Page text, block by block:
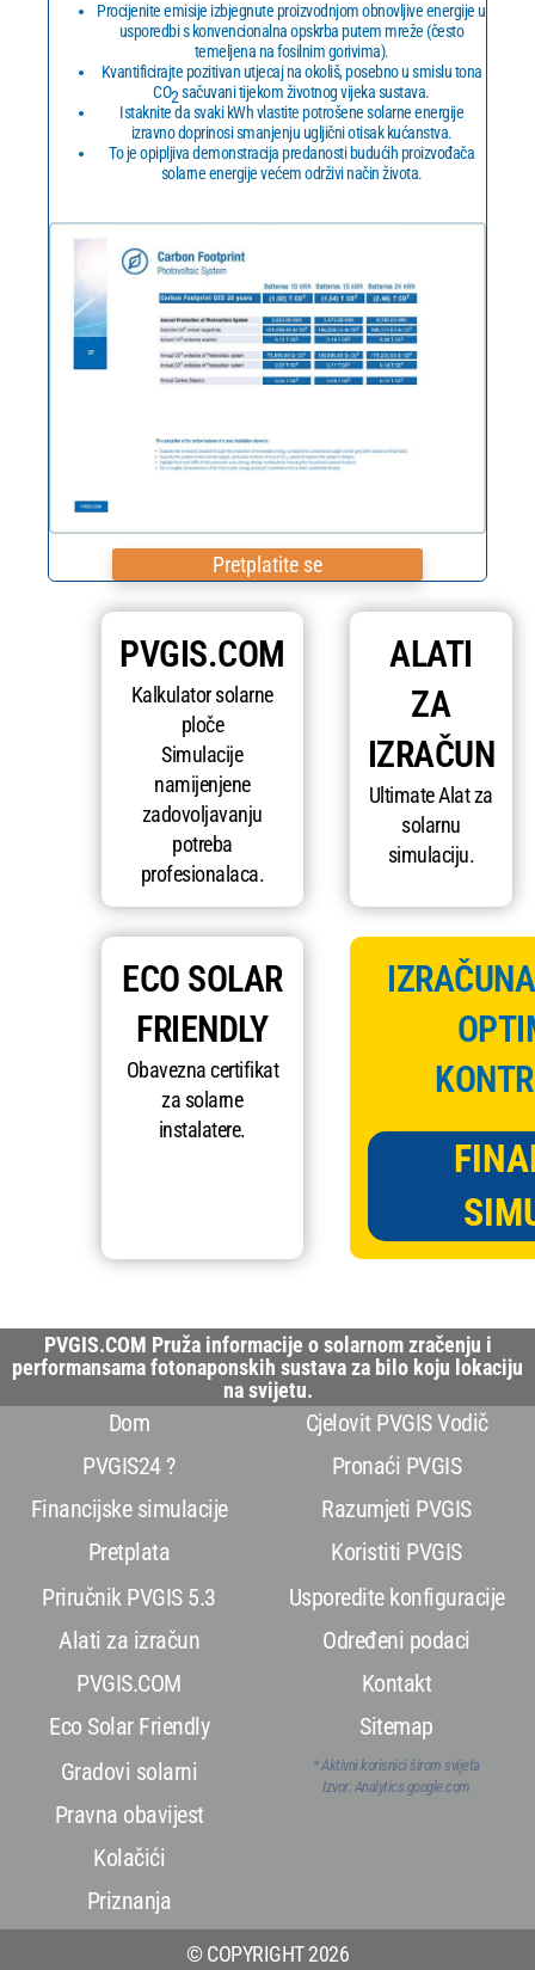
Procijenite emisije izbjegnute proizvodnjom obnovljive energije u
usporedbi s konvencionalna opskrba putem mreže (često
temeljena na fosilnim gorivima).
Kvantificirajte pozitivan utjecaj na okoliš, posebno u smislu tona
CO2sačuvani tijekom životnog vijeka sustava.
Istaknite da svaki kWh vlastite potrošene solarne energije
izravno doprinosi smanjenju ugljični otisak kućanstva.
To je opipljiva demonstracija predanosti budućih proizvođača
solarne energije većem održivi način života.
Pretplatite se
PVGIS.COM
Kalkulator solarne
ploče
Simulacije
namijenjene
zadovoljavanju
potreba
profesionalaca.
ALATI
ZA
IZRAČUN
Ultimate Alat za
solarnu
simulaciju.
ECO SOLAR
FRIENDLY
Obavezna certifikat
za solarne
instalatere.
PVGIS.COM Pruža informacije o solarnom zračenju i
performansama fotonaponskih sustava za bilo koju lokaciju
na svijetu.
Dom
PVGIS24 ?
Financijske simulacije
Pretplata
Priručnik PVGIS 5.3
Alati za izračun
PVGIS.COM
Eco Solar Friendly
Gradovi solarni
Pravna obavijest
Kolačići
Priznanja
Cjelovit PVGIS Vodič
Pronaći PVGIS
Razumjeti PVGIS
Koristiti PVGIS
Usporedite konfiguracije
Određeni podaci
Kontakt
Sitemap
* Aktivni korisnici širom svijeta
Izvor: Analytics.google.com
© COPYRIGHT 2026